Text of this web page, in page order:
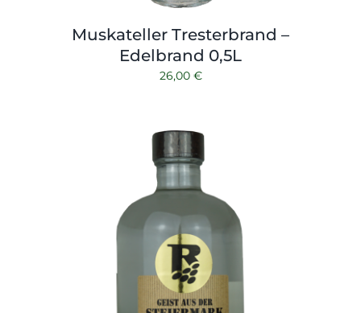
Muskateller Tresterbrand –
Edelbrand 0,5L
26,00 €